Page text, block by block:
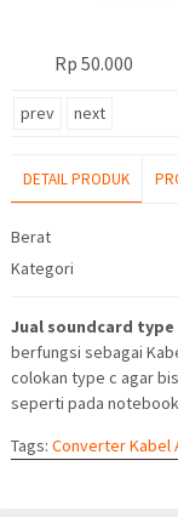
Rp 50.000
prev next
DETAIL PRODUK
Detail Produk
Berat
Kategori
Jual soundcard type
berfungsi sebagai
colokan type c agar
seperti pada notebook
Tags: Converter Kabel